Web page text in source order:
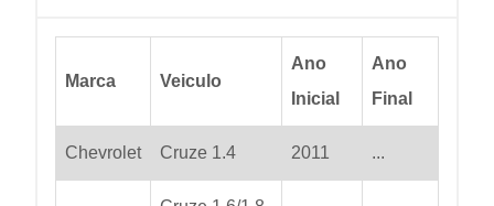
Marca Veiculo
Ano
Inicial
Ano
Final
Chevrolet Cruze 1.4 2011 ...